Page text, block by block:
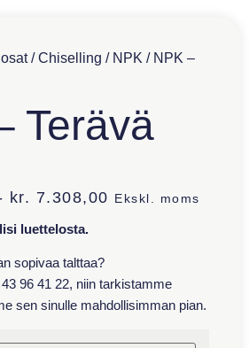
/Chiselling / NPK / NPK –
Terävä
kr. 7.308,00 Ekskl. moms
luettelosta.
sopivaa talttaa?
96 41 22, niin tarkistamme
sen sinulle mahdollisimman pian.